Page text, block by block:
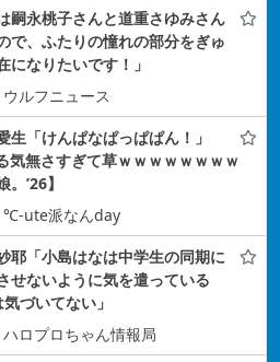
嗣永桃子さんと道重さゆみさん
で、ふたりの憧れの部分をぎゅ
になりたいです！」
ウルフニュース
生「けんぱなぱっぱぱん！」
無さすぎて草ｗｗｗｗｗｗｗｗ
。’26】
℃-ute派なんday
耶「小島はなは中学生の同期に
せないように気を遣っている
づいてない」
ハロプロちゃん情報局